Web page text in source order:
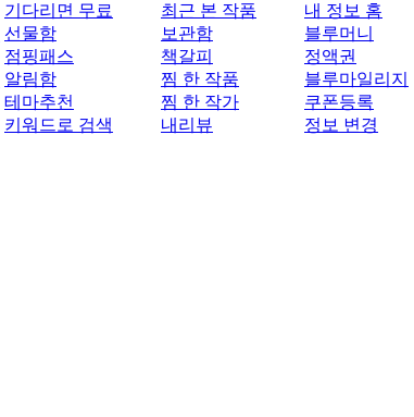
기다리면 무료
선물함
점핑패스
알림함
테마추천
키워드로 검색
최근 본 작품
보관함
책갈피
찜 한 작품
찜 한 작가
내리뷰
내 정보 홈
블루머니
정액권
블루마일리지
쿠폰등록
정보 변경